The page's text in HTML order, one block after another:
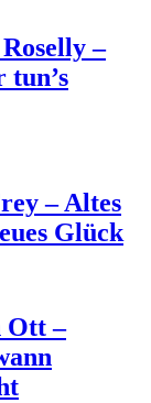
–
tun’s
– Altes
Glück
Ott –